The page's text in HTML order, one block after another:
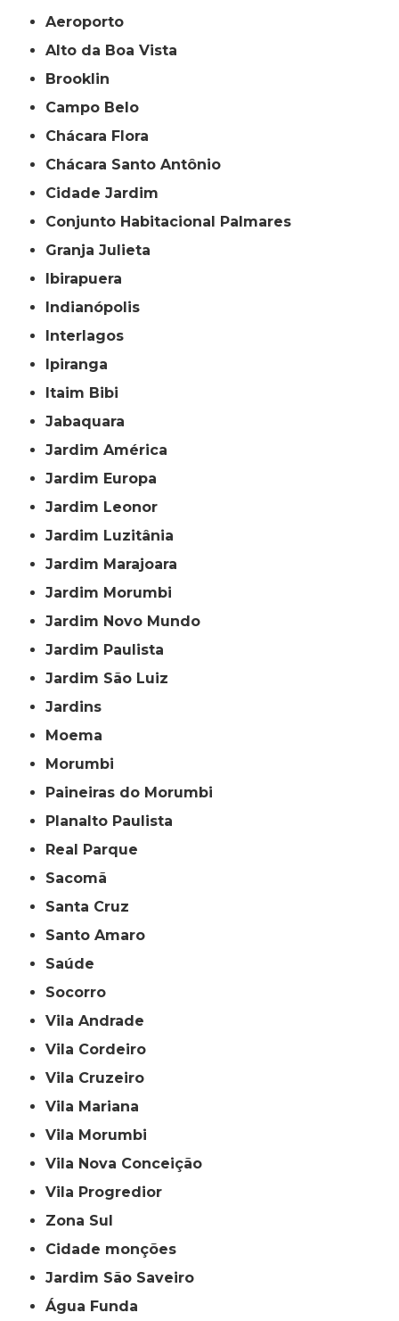
Aeroporto
Alto da Boa Vista
Brooklin
Campo Belo
Chácara Flora
Chácara Santo Antônio
Cidade Jardim
Conjunto Habitacional Palmares
Granja Julieta
Ibirapuera
Indianópolis
Interlagos
Ipiranga
Itaim Bibi
Jabaquara
Jardim América
Jardim Europa
Jardim Leonor
Jardim Luzitânia
Jardim Marajoara
Jardim Morumbi
Jardim Novo Mundo
Jardim Paulista
Jardim São Luiz
Jardins
Moema
Morumbi
Paineiras do Morumbi
Planalto Paulista
Real Parque
Sacomã
Santa Cruz
Santo Amaro
Saúde
Socorro
Vila Andrade
Vila Cordeiro
Vila Cruzeiro
Vila Mariana
Vila Morumbi
Vila Nova Conceição
Vila Progredior
Zona Sul
cidade monções
jardim São Saveiro
Água Funda